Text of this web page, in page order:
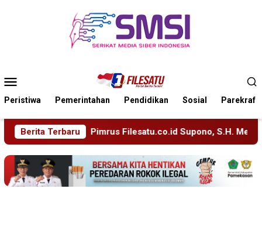
Mobile
Peristiwa Pemerintahan Pendidikan Sosial Parekraf
Berita Terbaru
Filesatu.co.id Supono, S.H. Menuju Tanah Suci,